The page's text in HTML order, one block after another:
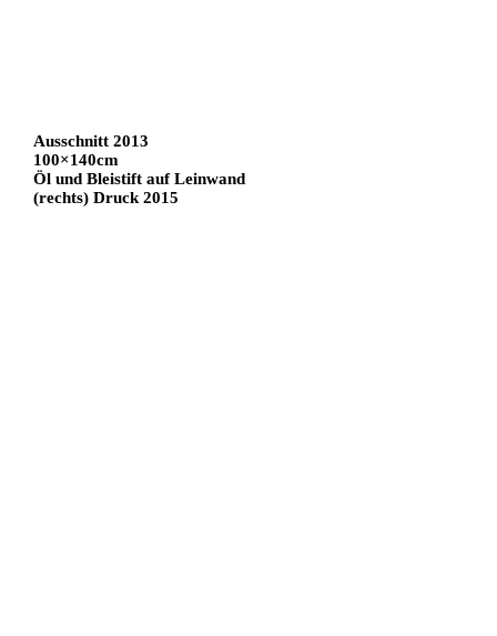
Ausschnitt 2013
100×140cm
Öl und Bleistift auf Leinwand
(rechts) Druck 2015